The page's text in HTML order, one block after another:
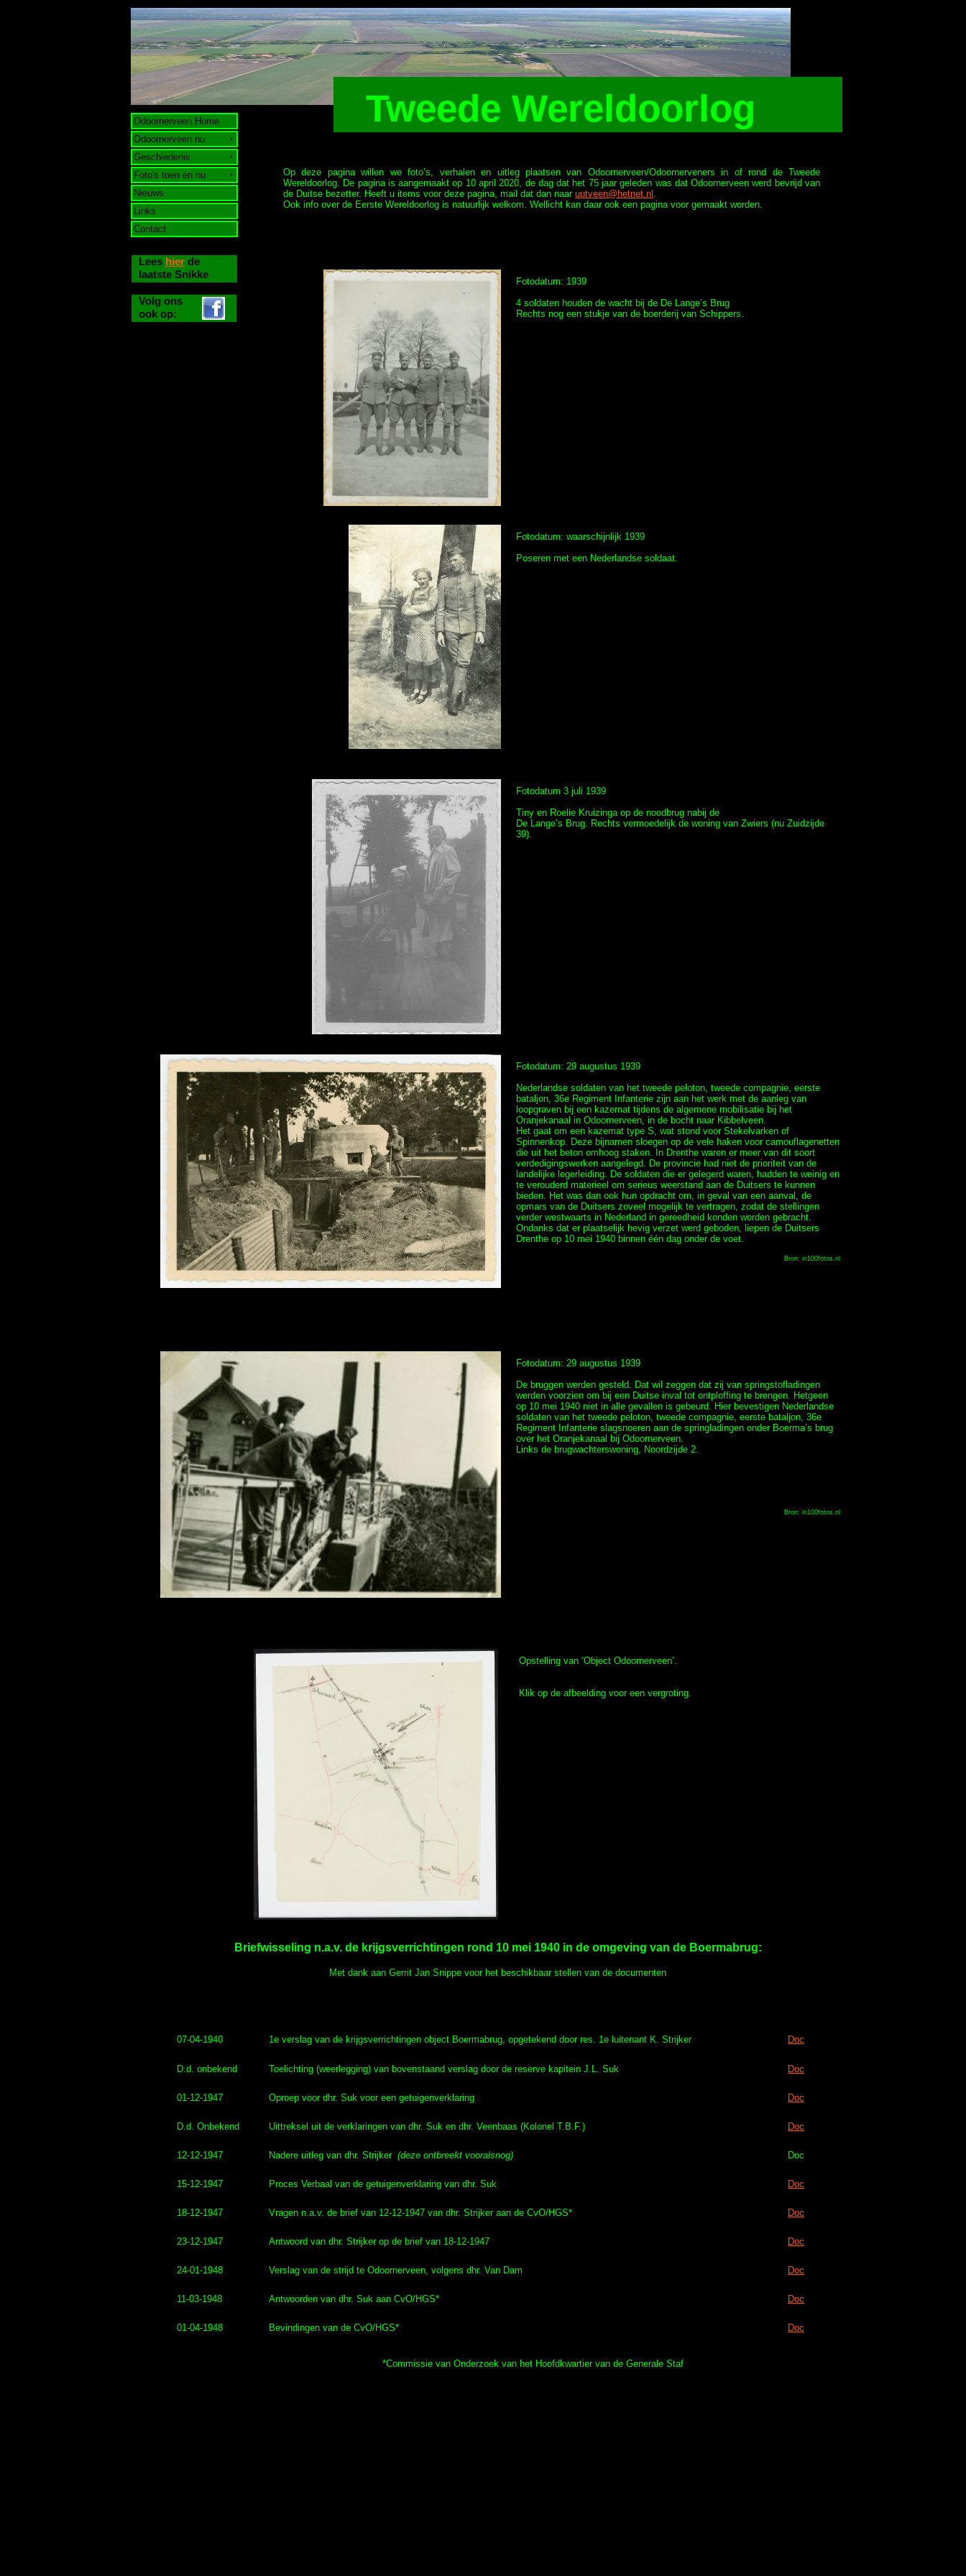
Volg ons
ook op:
Lees hier de
laatste Snikke
Odoornerveen Home
Odoornerveen nu
Geschiedenis
Foto's toen en nu
Nieuws
Links
Contact
Tweede Wereldoorlog
Op deze pagina willen we foto’s, verhalen en uitleg plaatsen van Odoornerveen/Odoornerveners in of rond de Tweede
Wereldoorlog. De pagina is aangemaakt op 10 april 2020, de dag dat het 75 jaar geleden was dat Odoornerveen werd bevrijd van
de Duitse bezetter. Heeft u items voor deze pagina, mail dat dan naar uutveen@hetnet.nl .
Ook info over de Eerste Wereldoorlog is natuurlijk welkom. Wellicht kan daar ook een pagina voor gemaakt worden.
Fotodatum: 1939
4 soldaten houden de wacht bij de De Lange’s Brug
Rechts nog een stukje van de boerderij van Schippers.
Fotodatum: waarschijnlijk 1939
Poseren met een Nederlandse soldaat.
Fotodatum 3 juli 1939
Tiny en Roelie Kruizinga op de noodbrug nabij de
De Lange’s Brug. Rechts vermoedelijk de woning van Zwiers (nu Zuidzijde
39).
Fotodatum: 29 augustus 1939
Nederlandse soldaten van het tweede peloton, tweede compagnie, eerste
bataljon, 36e Regiment Infanterie zijn aan het werk met de aanleg van
loopgraven bij een kazemat tijdens de algemene mobilisatie bij het
Oranjekanaal in Odoornerveen, in de bocht naar Kibbelveen.
Het gaat om een kazemat type S, wat stond voor Stekelvarken of
Spinnenkop. Deze bijnamen sloegen op de vele haken voor camouflagenetten
die uit het beton omhoog staken. In Drenthe waren er meer van dit soort
verdedigingswerken aangelegd. De provincie had niet de prioriteit van de
landelijke legerleiding. De soldaten die er gelegerd waren, hadden te weinig en
te verouderd materieel om serieus weerstand aan de Duitsers te kunnen
bieden. Het was dan ook hun opdracht om, in geval van een aanval, de
opmars van de Duitsers zoveel mogelijk te vertragen, zodat de stellingen
verder westwaarts in Nederland in gereedheid konden worden gebracht.
Ondanks dat er plaatselijk hevig verzet werd geboden, liepen de Duitsers
Drenthe op 10 mei 1940 binnen één dag onder de voet.
Bron: in100fotos.nl
Fotodatum: 29 augustus 1939
De bruggen werden gesteld. Dat wil zeggen dat zij van springstofladingen
werden voorzien om bij een Duitse inval tot ontploffing te brengen. Hetgeen
op 10 mei 1940 niet in alle gevallen is gebeurd. Hier bevestigen Nederlandse
soldaten van het tweede peloton, tweede compagnie, eerste bataljon, 36e
Regiment Infanterie slagsnoeren aan de springladingen onder Boerma’s brug
over het Oranjekanaal bij Odoornerveen.
Links de brugwachterswoning, Noordzijde 2.
Bron: in100fotos.nl
Opstelling van ‘Object Odoornerveen’.
Klik op de afbeelding voor een vergroting.
Briefwisseling n.a.v. de krijgsverrichtingen rond 10 mei 1940 in de omgeving van de Boermabrug:
Met dank aan Gerrit Jan Snippe voor het beschikbaar stellen van de documenten
07-04-1940 1e verslag van de krijgsverrichtingen object Boermabrug, opgetekend door res. 1e luitenant K. Strijker Doc
D.d. onbekend Toelichting (weerlegging) van bovenstaand verslag door de reserve kapitein J.L. Suk Doc
01-12-1947 Oproep voor dhr. Suk voor een getuigenverklaring Doc
D.d. Onbekend Uittreksel uit de verklaringen van dhr. Suk en dhr. Veenbaas (Kolonel T.B.F.) Doc
12-12-1947 Nadere uitleg van dhr. Strijker (deze ontbreekt vooralsnog) Doc
15-12-1947 Proces Verbaal van de getuigenverklaring van dhr. Suk Doc
18-12-1947 Vragen n.a.v. de brief van 12-12-1947 van dhr. Strijker aan de CvO/HGS* Doc
23-12-1947 Antwoord van dhr. Strijker op de brief van 18-12-1947 Doc
24-01-1948 Verslag van de strijd te Odoornerveen, volgens dhr. Van Dam Doc
11-03-1948 Antwoorden van dhr. Suk aan CvO/HGS* Doc
01-04-1948 Bevindingen van de CvO/HGS* Doc
*Commissie van Onderzoek van het Hoofdkwartier van de Generale Staf